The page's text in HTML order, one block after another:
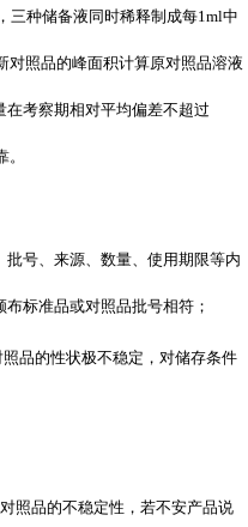
三种储备液同时稀释制成每1ml中
对照品的峰面积计算原对照品溶液
考察期相对平均偏差不超过
号、来源、数量、使用期限等内
标准品或对照品批号相符；
品的性状极不稳定，对储存条件
照品的不稳定性，若不安产品说